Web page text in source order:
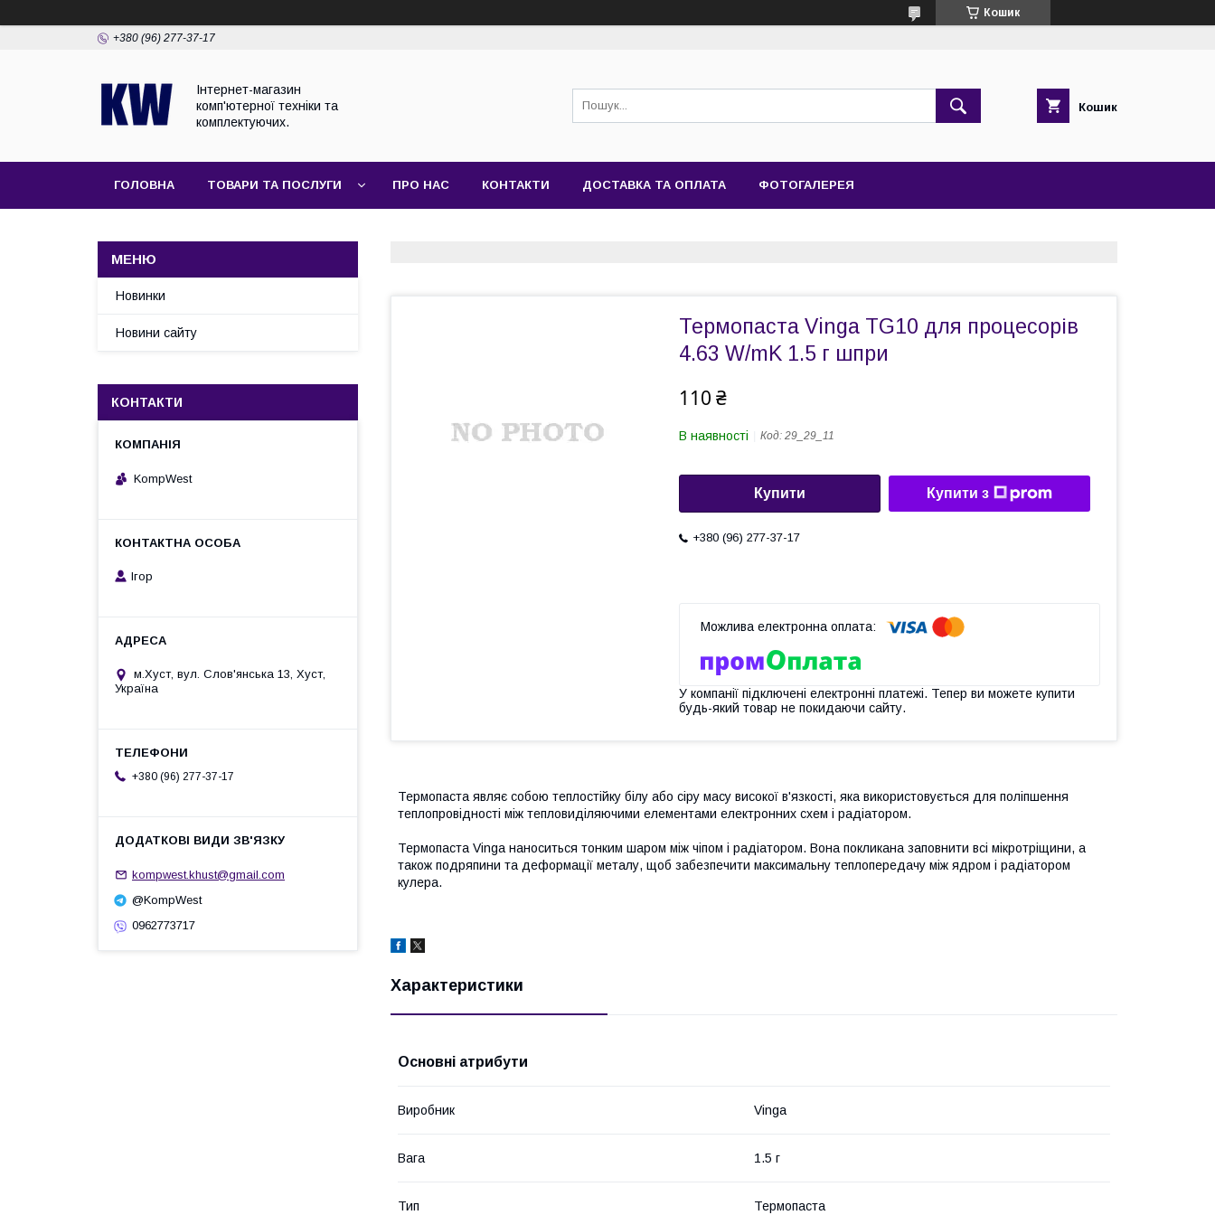
Кошик
+380 (96) 277-37-17
Інтернет-магазин
комп'ютерної техніки та
комплектуючих.
Кошик
ГОЛОВНА ТОВАРИ ТА ПОСЛУГИ ПРО НАС КОНТАКТИ ДОСТАВКА ТА ОПЛАТА ФОТОГАЛЕРЕЯ
Термопаста Vinga TG10 для процесорів
4.63 W/mK 1.5 г шпри
110 ₴
В наявності Код: 29_29_11
Купити Купити з
+380 (96) 277-37-17
У компанії підключені електронні платежі. Тепер ви можете купити
будь-який товар не покидаючи сайту.
Термопаста являє собою теплостійку білу або сіру масу високої в'язкості, яка використовується для поліпшення
теплопровідності між тепловиділяючими елементами електронних схем і радіатором.
Термопаста Vinga наноситься тонким шаром між чіпом і радіатором. Вона покликана заповнити всі мікротріщини, а
також подряпини та деформації металу, щоб забезпечити максимальну теплопередачу між ядром і радіатором
кулера.
Характеристики
Основні атрибути
Виробник Vinga
Вага 1.5 г
Тип Термопаста
Новинки
Новини сайту
КОНТАКТИ
KompWest
Ігор
м.Хуст, вул. Слов'янська 13, Хуст,
Україна
+380 (96) 277-37-17
kompwest.khust@gmail.com
@KompWest
0962773717